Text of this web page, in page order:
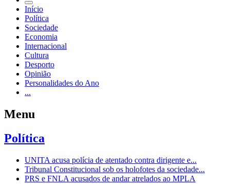
Início
Política
Sociedade
Economia
Internacional
Cultura
Desporto
Opinião
Personalidades do Ano
...
Menu
Política
UNITA acusa polícia de atentado contra dirigente e...
Tribunal Constitucional sob os holofotes da sociedade...
PRS e FNLA acusados de andar atrelados ao MPLA